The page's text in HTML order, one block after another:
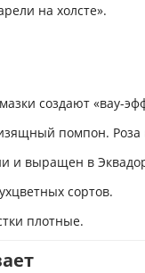
на холсте».
создают «вау-
помпон. Роза
выращен в
сортов.
плотные.